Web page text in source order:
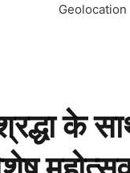
Geolocation
के